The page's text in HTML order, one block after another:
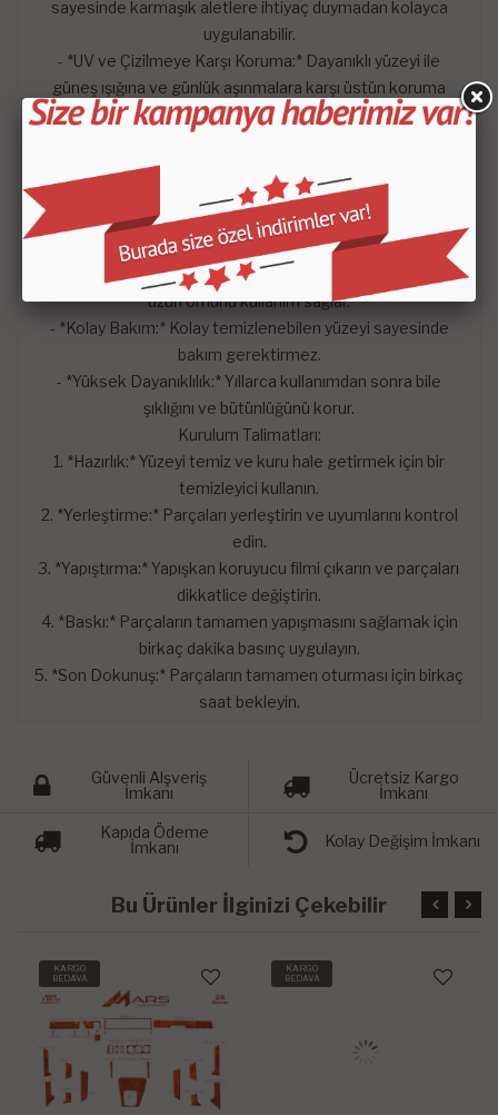
sayesinde karmaşık aletlere ihtiyaç duymadan kolayca
uygulanabilir.
- *UV ve Çizilmeye Karşı Koruma:* Dayanıklı yüzeyi ile
güneş ışığına ve günlük aşınmalara karşı üstün koruma
sağlar.
dokunuş katar ve estetik görünümü artırır.
Faydalar:
Estetik İyileştirme:* Aracınıza kişiselleştirilmiş ve zarif bir
görünüm kazandırır.
- *Koruma:* Orijinal gösterge paneli yüzeyini koruyarak
uzun ömürlü kullanım sağlar.
- *Kolay Bakım:* Kolay temizlenebilen yüzeyi sayesinde
bakım gerektirmez.
- *Yüksek Dayanıklılık:* Yıllarca kullanımdan sonra bile
şıklığını ve bütünlüğünü korur.
Kurulum Talimatları:
1. *Hazırlık:* Yüzeyi temiz ve kuru hale getirmek için bir
temizleyici kullanın.
2. *Yerleştirme:* Parçaları yerleştirin ve uyumlarını kontrol
edin.
3. *Yapıştırma:* Yapışkan koruyucu filmi çıkarın ve parçaları
dikkatlice değiştirin.
4. *Baskı:* Parçaların tamamen yapışmasını sağlamak için
birkaç dakika basınç uygulayın.
5. *Son Dokunuş:* Parçaların tamamen oturması için birkaç
saat bekleyin.
Güvenli Alşveriş
İmkanı
Ücretsiz Kargo
İmkanı
Kapıda Ödeme
İmkanı
Kolay Değişim İmkanı
Bu Ürünler İlginizi Çekebilir
KARGO
BEDAVA
KARGO
BEDAVA